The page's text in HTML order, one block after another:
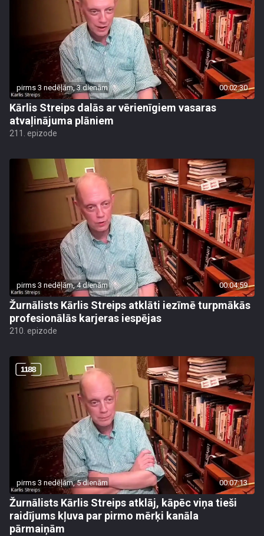
pirms 3 nedēļām, 3 dienām 00:02:30
Kārlis Streips dalās ar vērienīgiem vasaras
atvaļinājuma plāniem
211. epizode
pirms 3 nedēļām, 4 dienām 00:04:59
Žurnālists Kārlis Streips atklāti iezīmē turpmākās
profesionālās karjeras iespējas
210. epizode
pirms 3 nedēļām, 5 dienām 00:07:13
Žurnālists Kārlis Streips atklāj, kāpēc viņa tieši
raidījums kļuva par pirmo mērķi kanāla
pārmaiņām